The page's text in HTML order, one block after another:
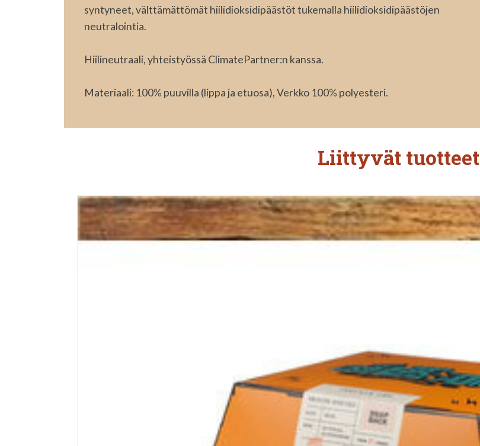
syntyneet, välttämättömät hiilidioksidipäästöt tukemalla hiilidioksidipäästöjen
neutralointia.
Hiilineutraali, yhteistyössä ClimatePartner:n kanssa.
Materiaali: 100% puuvilla (lippa ja etuosa), Verkko 100% polyesteri.
Liittyvät tuotteet